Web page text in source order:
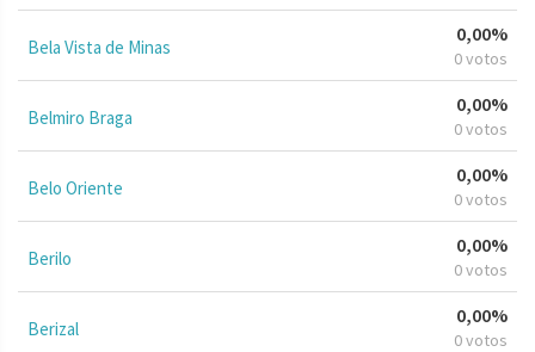
Bela Vista de Minas
0,00%
0 votos
Belmiro Braga
0,00%
0 votos
Belo Oriente
0,00%
0 votos
Berilo
0,00%
0 votos
Berizal
0,00%
0 votos